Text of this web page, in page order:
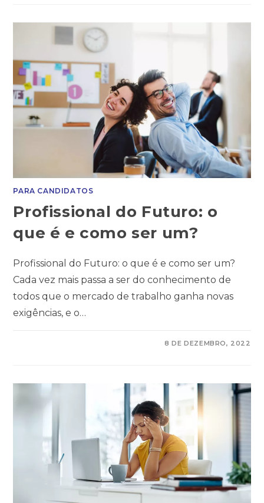
PARA CANDIDATOS
Profissional do Futuro: o
que é e como ser um?
Profissional do Futuro: o que é e como ser um?
Cada vez mais passa a ser do conhecimento de
todos que o mercado de trabalho ganha novas
exigências, e o…
8 DE DEZEMBRO, 2022